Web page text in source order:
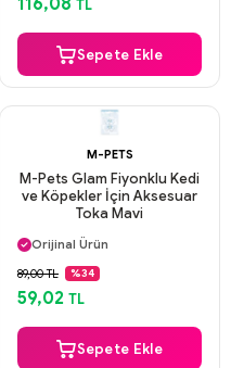
116,08 TL
Sepete Ekle
M-PETS
M-Pets Glam Fiyonklu Kedi
ve Köpekler İçin Aksesuar
Toka Mavi
Aynı Gün Kargo
Orijinal Ürün
Güvenli Ödeme
Aynı Gün Kargo
89,00 TL %34
59,02 TL
Sepete Ekle